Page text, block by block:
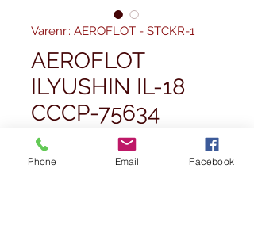
Varenr.: AEROFLOT - STCKR-1
AEROFLOT
ILYUSHIN IL-18
CCCP-75634
STICKER
EXCLUSIVE TO
Phone Email Facebook